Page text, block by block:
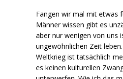
Fangen wir mal mit etwas
Männer wissen gibt es
aber nur wenigen von uns
ungewöhnlichen Zeit
Weltkrieg ist tatsächlich
es keinen kulturellen